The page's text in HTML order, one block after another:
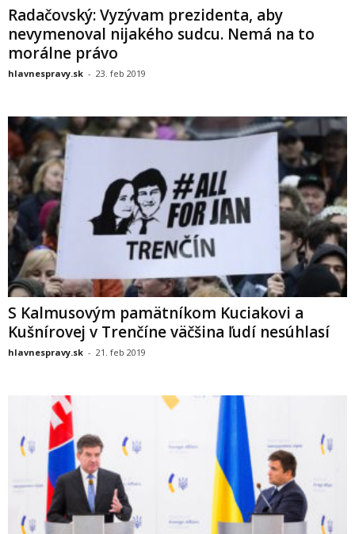
Radačovský: Vyzývam prezidenta, aby
nevymenoval nijakého sudcu. Nemá na to
morálne právo
hlavnespravy.sk - 23. feb 2019
S Kalmusovým pamätníkom Kuciakovi a
Kušnírovej v Trenčíne väčšina ľudí nesúhlasí
hlavnespravy.sk - 21. feb 2019